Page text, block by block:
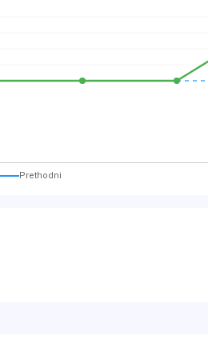
Prethodni